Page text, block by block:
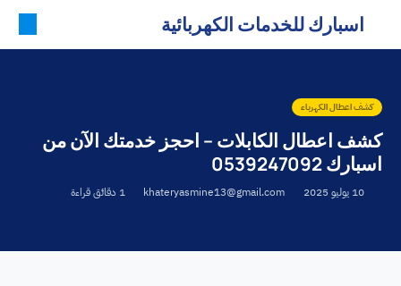
اسبارك للخدمات الكهربائية
كشف اعطال الكهرباء
كشف اعطال الكابلات – احجز خدمتك الآن من
اسبارك 0539247092
10 يوليو 2025 khateryasmine13@gmail.com 1 دقائق قراءة